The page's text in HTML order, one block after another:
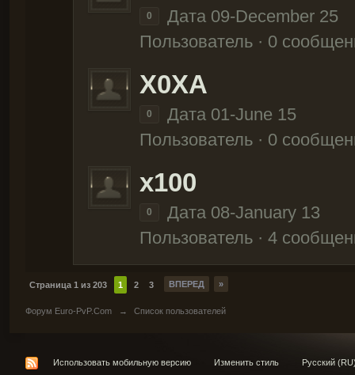
0
Дата 09-December 25
Пользователь · 0
X0XA
0
Дата 01-June 15
Пользователь · 0
x100
0
Дата 08-January 13
Пользователь · 4
Страница 1 из 203 1 2 3 ВПЕРЕД »
Форум Euro-PvP.Com → Список пользователей
Использовать мобильную версию Изменить стиль Русский